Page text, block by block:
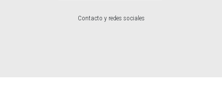
Contacto y redes sociales